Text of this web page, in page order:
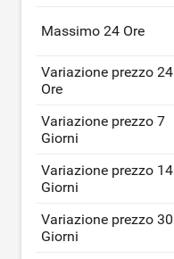
Massimo 24 Ore
Variazione prezzo 24
Ore
Variazione prezzo 7
Giorni
Variazione prezzo 14
Giorni
Variazione prezzo 30
Giorni